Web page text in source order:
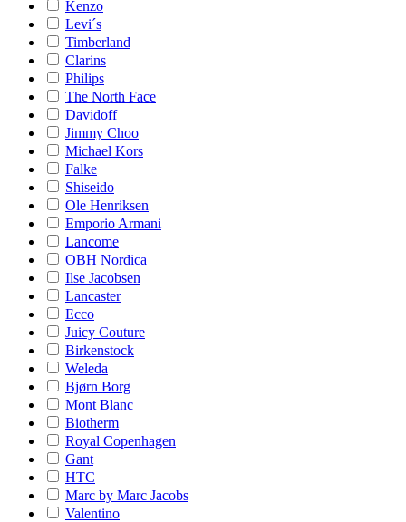
Kenzo
Levi´s
Timberland
Clarins
Philips
The North Face
Davidoff
Jimmy Choo
Michael Kors
Falke
Shiseido
Ole Henriksen
Emporio Armani
Lancome
OBH Nordica
Ilse Jacobsen
Lancaster
Ecco
Juicy Couture
Birkenstock
Weleda
Bjørn Borg
Mont Blanc
Biotherm
Royal Copenhagen
Gant
HTC
Marc by Marc Jacobs
Valentino